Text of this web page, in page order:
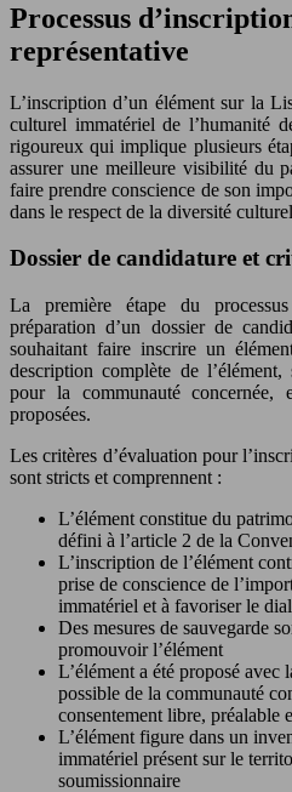
Processus
représentative
L’inscription d’un élément sur la
culturel immatériel de l’humanité
rigoureux qui implique plusieurs
assurer une meilleure visibilité du
faire prendre conscience de son
dans le respect de la diversité
Dossier de candidature et
La première étape du
préparation d’un dossier de
souhaitant faire inscrire un
description complète de
pour la communauté concernée,
proposées.
Les critères d’évaluation pour
sont stricts et comprennent :
L’élément constitue du
défini à l’article 2 de la
L’inscription de l’élément
prise de conscience de
immatériel et à favoriser le
Des mesures de sauvegarde
promouvoir l’élément
L’élément a été proposé
possible de la communauté
consentement libre, préalable
L’élément figure dans un
immatériel présent sur le
soumissionnaire